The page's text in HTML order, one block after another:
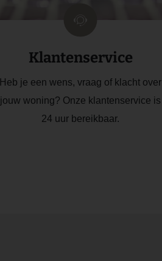
Klantenservice
Heb je een wens, vraag of klacht over
jouw woning? Onze klantenservice is
24 uur bereikbaar.